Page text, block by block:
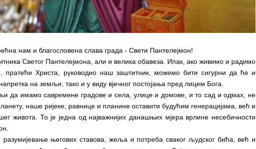
нам и благословена слава града - Свети Пантелејмон!
Светог Пантелејмона, али и велика обавеза. Ипак, ако живимо и радимо
пратећи Христа, руководио наш заштитник, можемо бити сигурни да ће и
на земљи, тако и у виду вјечног постојања пред лицем Бога.
да имамо савремене градове и села, улице и домове, и то сад и одмах, не
наше ријеке, равнице и планине оставити будућим генерацијама, већ и
живота. То је једна од најважнијих данашњих мјера врлине несебичности
његових ставова, жеља и потреба сваког људског бића, већ и